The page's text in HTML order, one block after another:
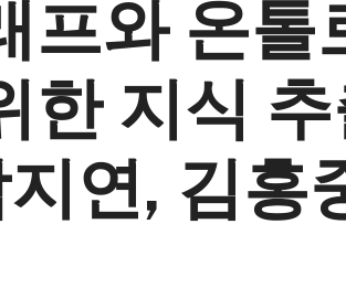
프와 온톨
한 지식
연, 김홍